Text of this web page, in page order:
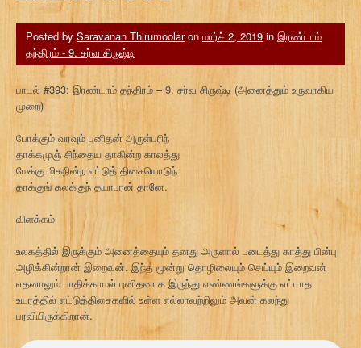
Posted by Saravanan Thirumoolaron மார்ச் 2, 2019 in இரண்டாம்
தந்திரம் - 9. சர்வ சிருஷ்டி
பாடல் #393: இரண்டாம் தந்திரம் – 9. சர்வ சிருஷ்டி (அனைத்தும் உருவாகிய
முறை)
போக்கும் வரவும் புனிதன் அருள்புரிந்
தாக்கமுஞ் சிந்தைய தாகின்ற காலத்து
மேக்கு மிகநின்ற எட்டுத் திசையொடுந்
தாக்குங் கலக்குந் தயாபரன் தானே.
விளக்கம்
உலகத்தில் இருக்கும் அனைத்தையும் தனது அருளால் படைத்து காத்து பின்பு
அழிக்கின்றான் இறைவன். இந்த மூன்று தொழிலையும் செய்யும் இறைவன்
எதனாலும் பாதிக்காமல் புனிதனாக இருந்து எண்ணங்களுக்கு எட்டாத
உயரத்தில் எட்டுத்திசைகளில் உள்ள எல்லாவற்றிலும் அவன் கலந்து
பரவியிருக்கிறான்.